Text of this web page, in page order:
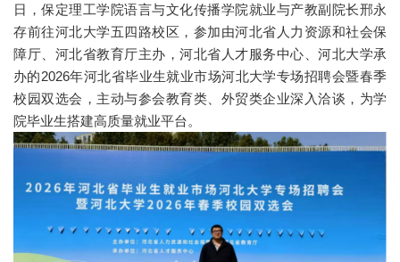
日，保定理工学院语言与文化传播学院就业与产教副院长邢永
存前往河北大学五四路校区，参加由河北省人力资源和社会保
障厅、河北省教育厅主办，河北省人才服务中心、河北大学承
办的2026年河北省毕业生就业市场河北大学专场招聘会暨春季
校园双选会，主动与参会教育类、外贸类企业深入洽谈，为学
院毕业生搭建高质量就业平台。